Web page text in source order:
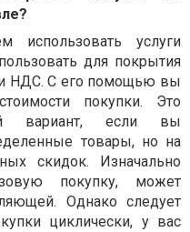
использовать услуги
для покрытия
НДС. С его помощью вы
покупки. Это
вариант, если вы
товары, но на
скидок. Изначально
покупку, может
Однако следует
циклически, у вас